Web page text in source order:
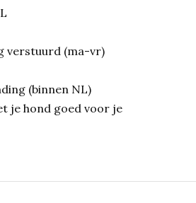
verstuurd (ma-vr)
(binnen NL)
je hond goed voor je